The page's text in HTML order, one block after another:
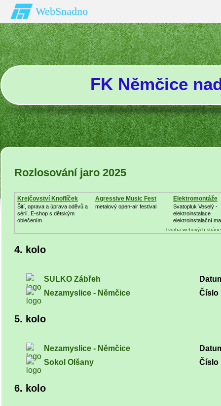
WebSnadno
FK Němčice
Rozlosování jaro 2025
Krejčovství Knoflíček
Šití, oprava a úprava oděvů a
sérií. E-shop s dětským
oblečením
Agressive Music Fest
metalový open-air festival
Elektromontáže
Svatopluk Veselý -
elektroinstalace
elektroinstalační
Tvorba webových
4. kolo
SULKO Zábřeh
Nezamyslice - Němčice
Číslo
5. kolo
Nezamyslice - Němčice
Sokol Olšany
Číslo
6. kolo